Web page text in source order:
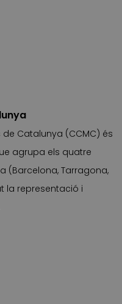
de Catalunya (CCMC) és
agrupa els quatre
(Barcelona, Tarragona,
la representació i